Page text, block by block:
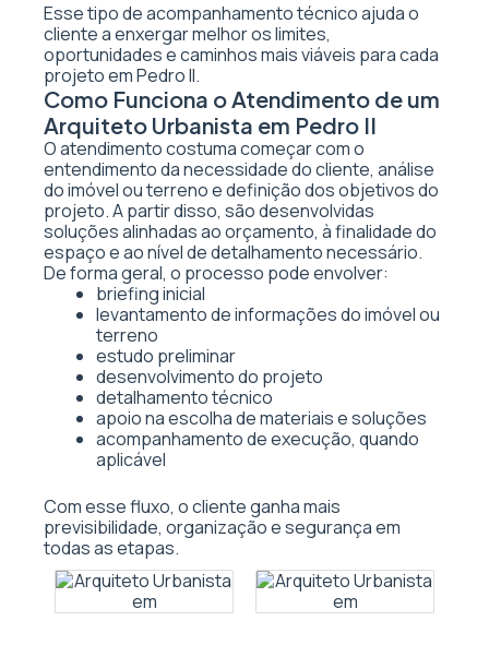
Esse tipo de acompanhamento técnico ajuda o
cliente a enxergar melhor os limites,
oportunidades e caminhos mais viáveis para cada
projeto em Pedro II.
Como Funciona o Atendimento de um
Arquiteto Urbanista em Pedro II
O atendimento costuma começar com o
entendimento da necessidade do cliente, análise
do imóvel ou terreno e definição dos objetivos do
projeto. A partir disso, são desenvolvidas
soluções alinhadas ao orçamento, à finalidade do
espaço e ao nível de detalhamento necessário.
De forma geral, o processo pode envolver:
briefing inicial
levantamento de informações do imóvel ou
terreno
estudo preliminar
desenvolvimento do projeto
detalhamento técnico
apoio na escolha de materiais e soluções
acompanhamento de execução, quando
aplicável
Com esse fluxo, o cliente ganha mais
previsibilidade, organização e segurança em
todas as etapas.